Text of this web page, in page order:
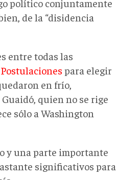
político conjuntamente
de la “disidencia
entre todas las
para elegir
en frío,
quien no se rige
sólo a Washington
y una parte importante
significativos para